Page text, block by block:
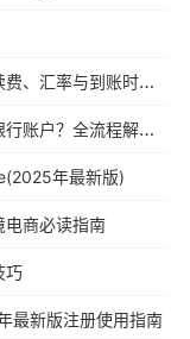
Stripe提现到国内银行全流程解析：手续费、汇率与到账时间指南
跨境卖家如何将Stripe资金提现至国内银行账户？全流程解析与实操指南
年最新版)
电商必读指南
巧
最新版注册使用指南